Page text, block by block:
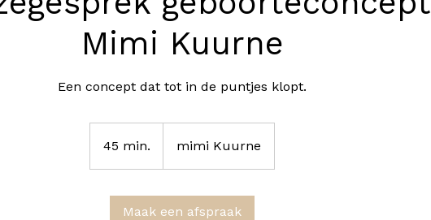
Mimi Kuurne
Een concept dat tot in de puntjes klopt.
45 min.
5
i
mimi Kuurne
Maak een afspraak